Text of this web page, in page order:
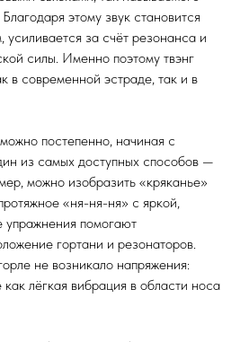
этому звук становится
за счёт резонанса и
силы. Именно поэтому твэнг
в современной эстраде, так и в
постепенно, начиная с
из самых доступных способов —
можно изобразить «кряканье»
«ня-ня-ня» с яркой,
упражнения помогают
гортани и резонаторов.
не возникало напряжения:
лёгкая вибрация в области носа